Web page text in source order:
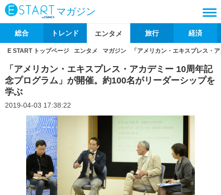
マガジン
総合 トレンド エンタメ 旅行 経済
E START トップページ エンタメ マガジン 「アメリカン・エキスプレス・
「アメリカン・エキスプレス・アカデミー 10周年記
念プログラム」が開催。約100名がリーダーシップを
学ぶ
2019-04-03 17:38:22